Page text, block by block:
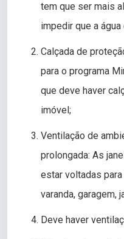
tem que ser mais
impedir que a água
Calçada de
para o programa
que deve haver
imóvel;
Ventilação de
prolongada: As
estar voltadas
varanda, garagem,
Deve haver